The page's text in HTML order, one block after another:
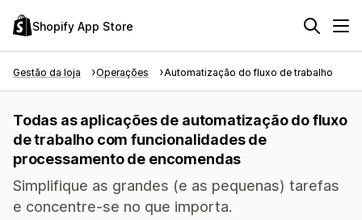
Shopify App Store
Gestão da loja Operações Automatização do fluxo de trabalho
Todas as aplicações de automatização do fluxo
de trabalho com funcionalidades de
processamento de encomendas
Simplifique as grandes (e as pequenas) tarefas
e concentre-se no que importa.